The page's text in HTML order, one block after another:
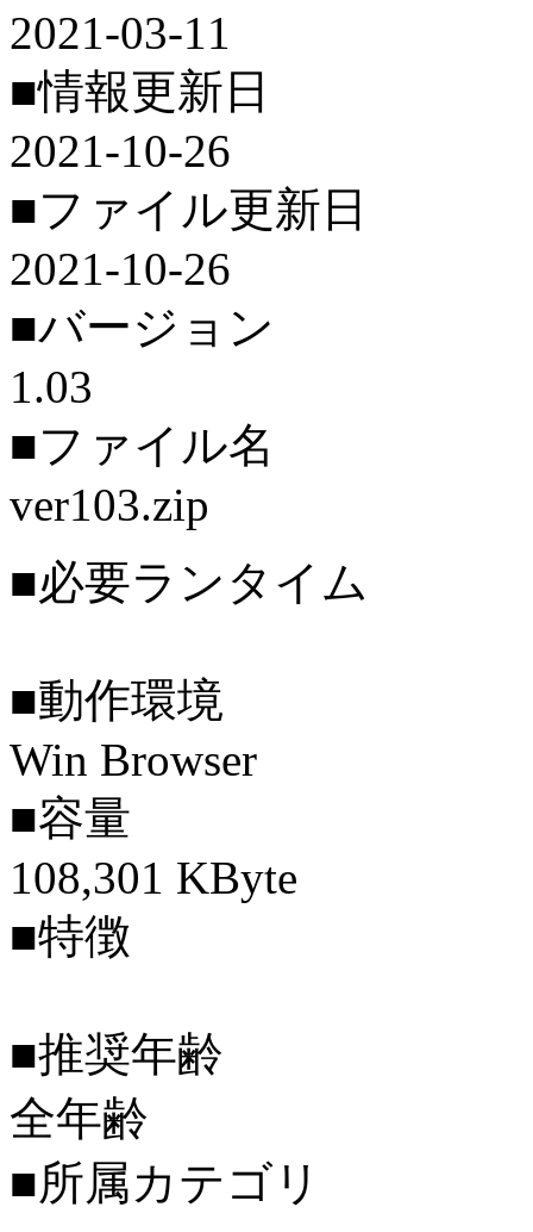
2021-03-11
■情報更新日
2021-10-26
■ファイル更新日
2021-10-26
■バージョン
1.03
■ファイル名
ver103.zip
■必要ランタイム
■動作環境
Win Browser
■容量
108,301 KByte
■特徴
■推奨年齢
全年齢
■所属カテゴリ